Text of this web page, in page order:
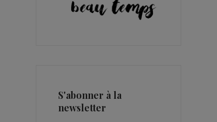
S'abonner à la
newsletter